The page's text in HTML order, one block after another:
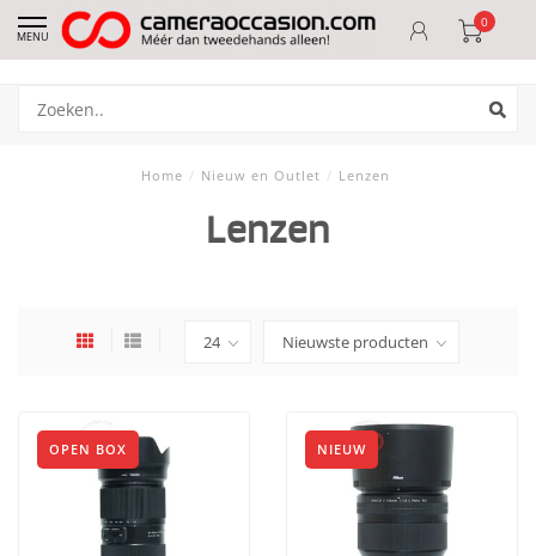
MENU
0
Home / Nieuw en Outlet / Lenzen
Lenzen
OPEN BOX NIEUW